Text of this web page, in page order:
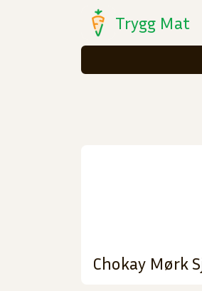
Trygg Mat
Chokay Mørk